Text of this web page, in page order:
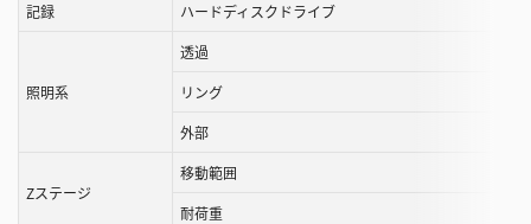
記録
ハードディスクドライブ
照明系
透過
リング
外部
Zステージ
移動範囲
耐荷重